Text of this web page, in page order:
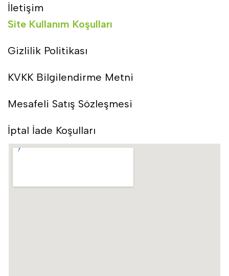
İletişim
Site Kullanım Koşulları
Gizlilik Politikası
KVKK Bilgilendirme Metni
Mesafeli Satış Sözleşmesi
İptal İade Koşulları